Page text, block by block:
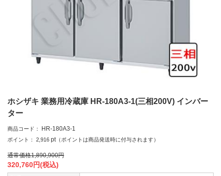
ホシザキ 業務用冷蔵庫 HR-180A3-1(三相200V) インバー
ター
商品コード： HR-180A3-1
ポイント： 2,916 pt （ポイントは商品発送時に付与されます）
通常価格1,890,900円
320,760円(税込)